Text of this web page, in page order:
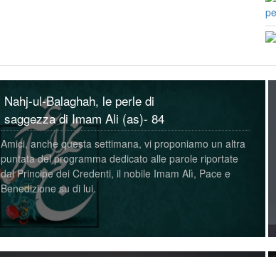
Nahj-ul-Balaghah, le perle di
saggezza di Imam Ali (as)- 84
Amici, anche questa settimana, vi proponiamo un altra
puntata del programma dedicato alle parole riportate
dal Principe dei Credenti, il nobile Imam Alì, Pace e
Benedizione su di lui.